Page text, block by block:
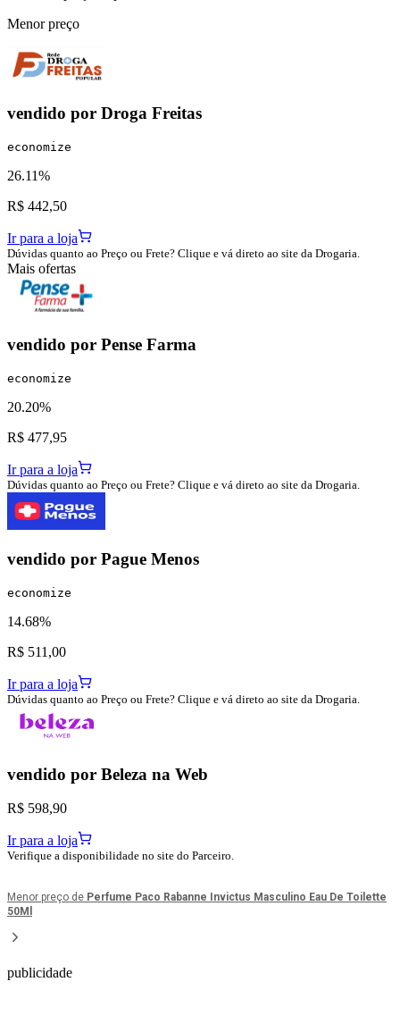
Menor preço
vendido por Droga Freitas
economize
26.11%
R$ 442,50
Ir para a loja
Dúvidas quanto ao Preço ou Frete? Clique e vá direto ao site da Drogaria.
Mais ofertas
vendido por Pense Farma
economize
20.20%
R$ 477,95
Ir para a loja
Dúvidas quanto ao Preço ou Frete? Clique e vá direto ao site da Drogaria.
vendido por Pague Menos
economize
14.68%
R$ 511,00
Ir para a loja
Dúvidas quanto ao Preço ou Frete? Clique e vá direto ao site da Drogaria.
vendido por Beleza na Web
R$ 598,90
Ir para a loja
Verifique a disponibilidade no site do Parceiro.
Menor preço de Perfume Paco Rabanne Invictus Masculino Eau De Toilette
50Ml
publicidade